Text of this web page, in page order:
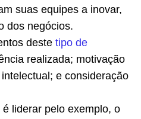
suas equipes a inovar,
dos negócios.
deste tipo de
realizada; motivação
e consideração
liderar pelo exemplo, o